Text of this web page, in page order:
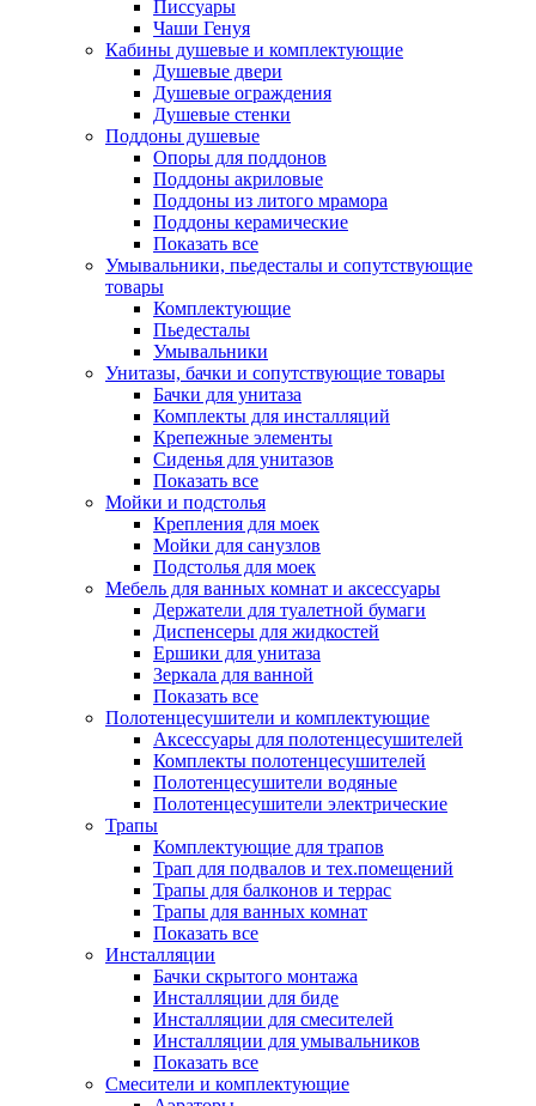
Писсуары
Чаши Генуя
Кабины душевые и комплектующие
Душевые двери
Душевые ограждения
Душевые стенки
Поддоны душевые
Опоры для поддонов
Поддоны акриловые
Поддоны из литого мрамора
Поддоны керамические
Показать все
Умывальники, пьедесталы и сопутствующие
товары
Комплектующие
Пьедесталы
Умывальники
Унитазы, бачки и сопутствующие товары
Бачки для унитаза
Комплекты для инсталляций
Крепежные элементы
Сиденья для унитазов
Показать все
Мойки и подстолья
Крепления для моек
Мойки для санузлов
Подстолья для моек
Мебель для ванных комнат и аксессуары
Держатели для туалетной бумаги
Диспенсеры для жидкостей
Ершики для унитаза
Зеркала для ванной
Показать все
Полотенцесушители и комплектующие
Аксессуары для полотенцесушителей
Комплекты полотенцесушителей
Полотенцесушители водяные
Полотенцесушители электрические
Трапы
Комплектующие для трапов
Трап для подвалов и тех.помещений
Трапы для балконов и террас
Трапы для ванных комнат
Показать все
Инсталляции
Бачки скрытого монтажа
Инсталляции для биде
Инсталляции для смесителей
Инсталляции для умывальников
Показать все
Смесители и комплектующие